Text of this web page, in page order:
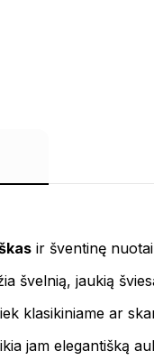
ir šventinę
švelnią, jaukią
klasikiniame ar
jam elegantišką